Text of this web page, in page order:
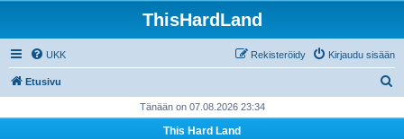
ThisHardLand
UKK Kirjaudu sisään
Rekisteröidy
Etusivu
Tänään on 07.08.2026 23:34
This Hard Land